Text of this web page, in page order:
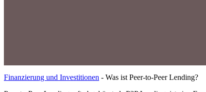
Finanzierung und Investitionen - Was ist Peer-to-Peer Lending?